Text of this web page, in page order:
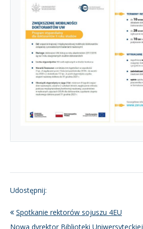
Udostępnij:
Spotkanie rektorów sojuszu 4EU
Nowa dyrektor Biblioteki Uniwersyteckiej